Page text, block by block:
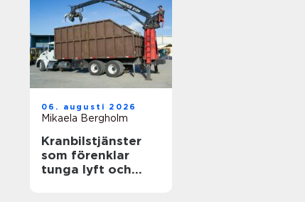
06. augusti 2026
Mikaela Bergholm
Kranbilstjänster
som förenklar
tunga lyft och